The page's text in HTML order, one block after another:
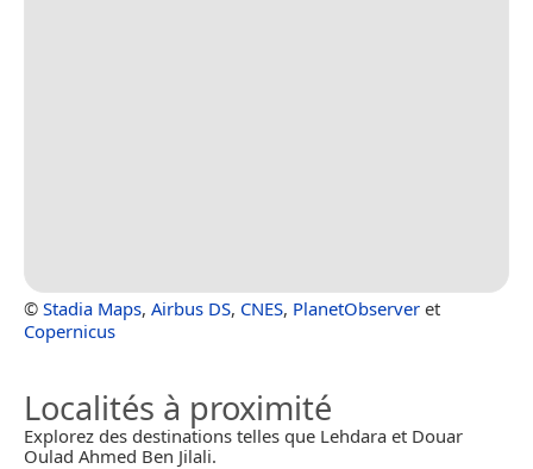
© Stadia Maps, Airbus DS, CNES, PlanetObserver et
Copernicus
Localités à proximité
Explorez des destinations telles que Lehdara et Douar
Oulad Ahmed Ben Jilali.